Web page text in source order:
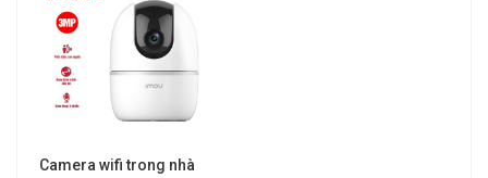
Camera wifi trong nhà